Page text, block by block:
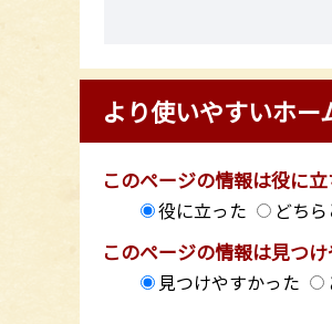
より使いやすいホー
このページの情報は役に
役に立った どち
このページの情報は見つ
見つけやすかった